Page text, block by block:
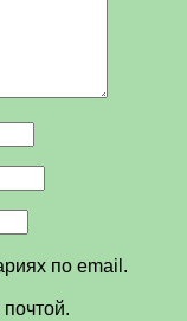
по email.